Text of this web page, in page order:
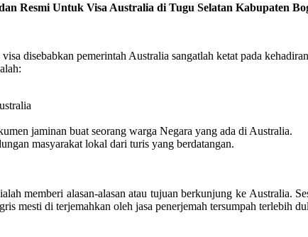
Resmi Untuk Visa Australia di Tugu Selatan Kabupaten
disebabkan pemerintah Australia sangatlah ketat pada
jaminan buat seorang warga Negara yang ada di Australia.
masyarakat lokal dari turis yang berdatangan.
memberi alasan-alasan atau tujuan berkunjung ke Australia.
mesti di terjemahkan oleh jasa penerjemah tersumpah terlebih